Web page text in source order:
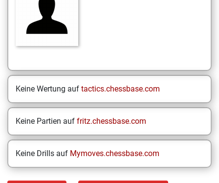
Keine Wertung auf tactics.chessbase.com
Keine Partien auf fritz.chessbase.com
Keine Drills auf Mymoves.chessbase.com